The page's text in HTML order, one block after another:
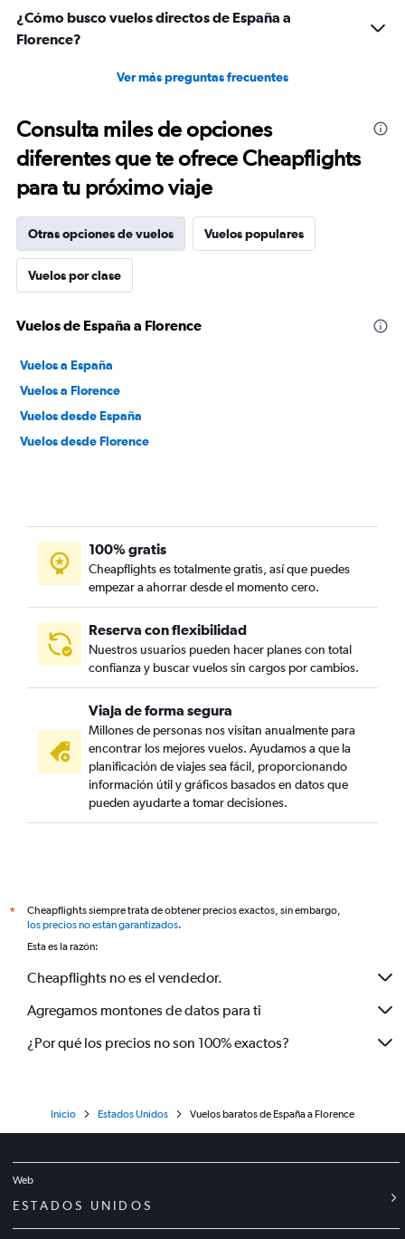
¿Cómo busco vuelos directos de España a
Florence?
Ver más preguntas frecuentes
Consulta miles de opciones
diferentes que te ofrece Cheapflights
para tu próximo viaje
Otras opciones de vuelos Vuelos populares
Vuelos por clase
Vuelos de España a Florence
Vuelos a España
Vuelos a Florence
Vuelos desde España
Vuelos desde Florence
100% gratis
Cheapflights es totalmente gratis, así que puedes
empezar a ahorrar desde el momento cero.
Reserva con flexibilidad
Nuestros usuarios pueden hacer planes con total
confianza y buscar vuelos sin cargos por cambios.
Viaja de forma segura
Millones de personas nos visitan anualmente para
encontrar los mejores vuelos. Ayudamos a que la
planificación de viajes sea fácil, proporcionando
información útil y gráficos basados en datos que
pueden ayudarte a tomar decisiones.
*
Cheapflights siempre trata de obtener precios exactos, sin embargo,
los precios no están garantizados.
Esta es la razón:
Cheapflights no es el vendedor.
Agregamos montones de datos para ti
¿Por qué los precios no son 100% exactos?
Inicio Estados Unidos Vuelos baratos de España a Florence
Web
ESTADOS UNIDOS